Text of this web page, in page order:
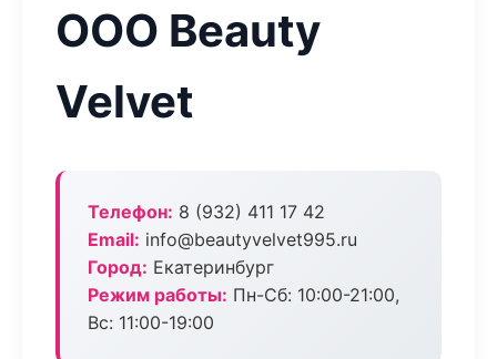
ООО Beauty
Velvet
Телефон: 8 (932) 411 17 42
Email: info@beautyvelvet995.ru
Город: Екатеринбург
Режим работы: Пн-Сб: 10:00-21:00,
Вс: 11:00-19:00